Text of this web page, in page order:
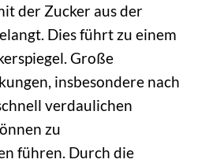
der Zucker aus der
Dies führt zu einem
Große
insbesondere nach
verdaulichen
zu
führen. Durch die